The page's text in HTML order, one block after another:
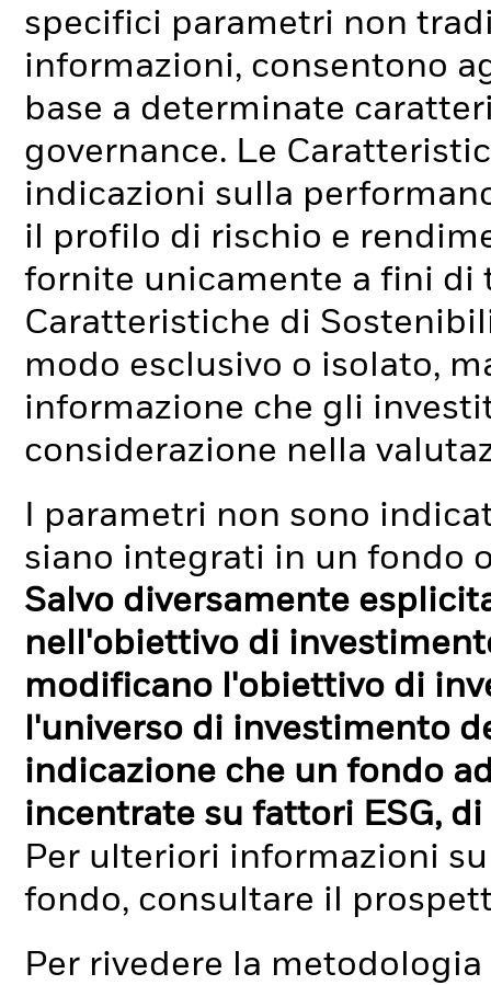
specifici parametri non
informazioni, consentono
base a determinate
governance. Le
indicazioni sulla
il profilo di rischio e
fornite unicamente a fini di
Caratteristiche di
modo esclusivo o isolato,
informazione che gli
considerazione nella
I parametri non sono
siano integrati in un fondo
Salvo diversamente
nell'obiettivo di
modificano l'obiettivo di
l'universo di investimento
indicazione che un fondo
incentrate su fattori ESG,
Per ulteriori informazioni
fondo, consultare il
Per rivedere la